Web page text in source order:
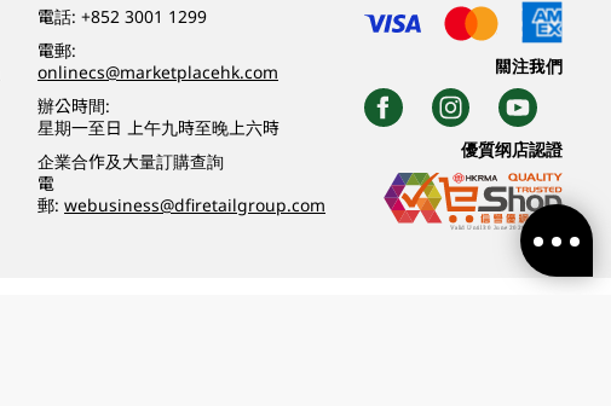
電話:+852 3001 1299
電郵:
onlinecs@marketplacehk.com
辦公時間:
星期一至日 上午九時至晚上六時
企業合作及大量訂購查詢
電
郵:webusiness@dfiretailgroup.com
關注我們
優質纲店認證